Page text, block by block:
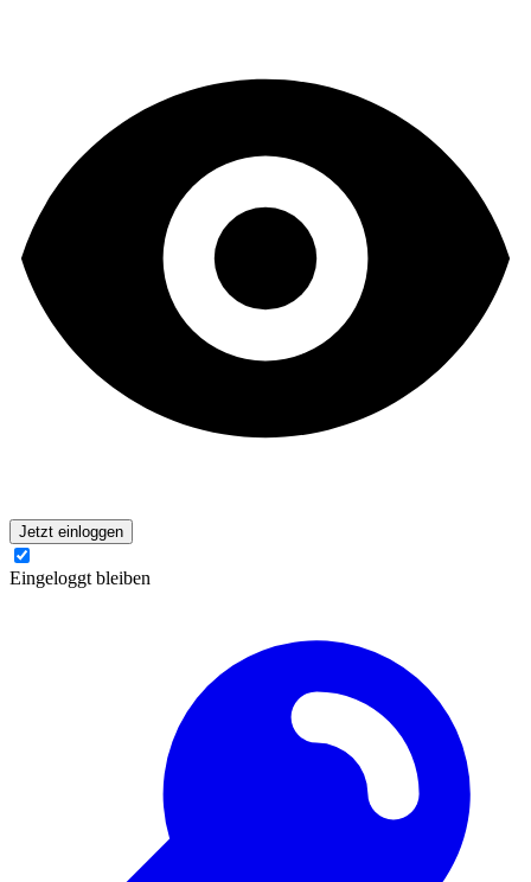
Jetzt einloggen
Eingeloggt bleiben